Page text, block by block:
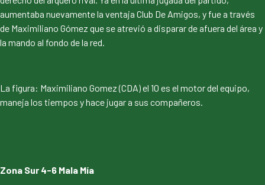
aumentaba nuevamente la ventaja Club De Amigos, y fue a través
de Maximiliano Gómez que se atrevió a disparar de afuera del área y
la mando al fondo de la red.
La figura: Maximiliano Gomez (CDA) el 10 es el motor del equipo,
maneja los tiempos y hace jugar a sus compañeros.
Zona Sur 4-6 Mala Mía